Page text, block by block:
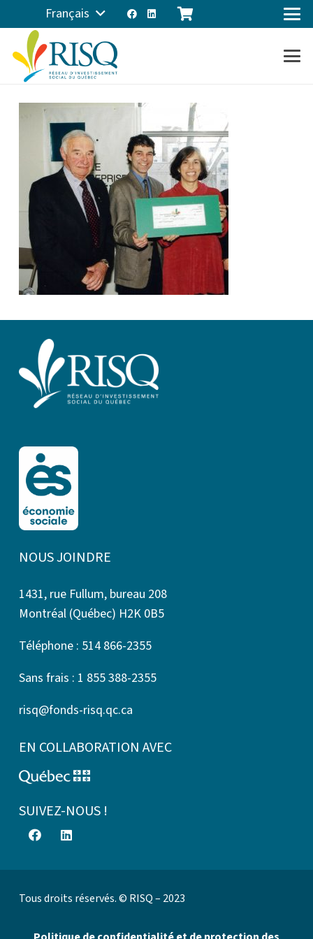
Français
NOUS JOINDRE
1431, rue Fullum, bureau 208
Montréal (Québec) H2K 0B5
Téléphone : 514 866-2355
Sans frais : 1 855 388-2355
risq@fonds-risq.qc.ca
EN COLLABORATION AVEC
SUIVEZ-NOUS !
Tous droits réservés. © RISQ – 2023